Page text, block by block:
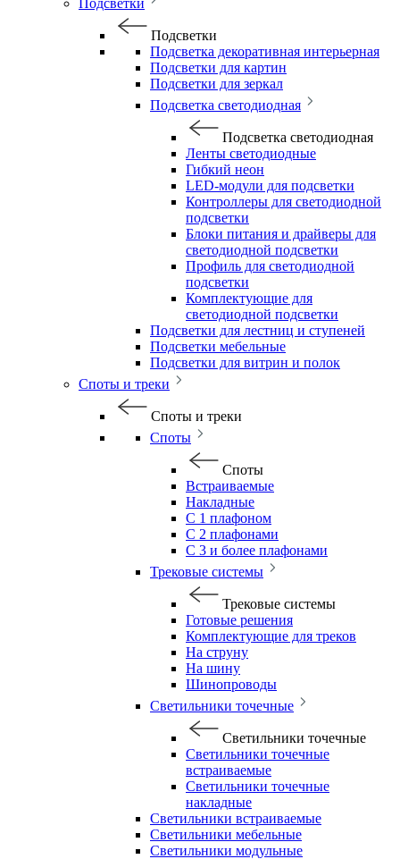
Подсветки
Подсветки
Подсветка декоративная интерьерная
Подсветки для картин
Подсветки для зеркал
Подсветка светодиодная
Подсветка светодиодная
Ленты светодиодные
Гибкий неон
LED-модули для подсветки
Контроллеры для светодиодной
подсветки
Блоки питания и драйверы для
светодиодной подсветки
Профиль для светодиодной
подсветки
Комплектующие для
светодиодной подсветки
Подсветки для лестниц и ступеней
Подсветки мебельные
Подсветки для витрин и полок
Споты и треки
Споты и треки
Споты
Споты
Встраиваемые
Накладные
С 1 плафоном
С 2 плафонами
С 3 и более плафонами
Трековые системы
Трековые системы
Готовые решения
Комплектующие для треков
На струну
На шину
Шинопроводы
Светильники точечные
Светильники точечные
Светильники точечные
встраиваемые
Светильники точечные
накладные
Светильники встраиваемые
Светильники мебельные
Светильники модульные